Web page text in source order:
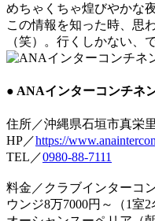
めちゃくちゃ煌びやかな
この情報を知った時、思
（笑）。行くしかない、
● ANAインターコンチネ
住所／沖縄県石垣市真栄
HP／https://
TEL／0980-88-7111
料金／クラブインターコ
ウンジ8万7000円～（1室